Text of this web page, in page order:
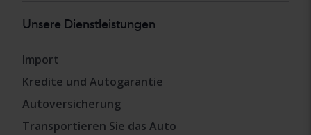
Unsere Dienstleistungen
Import
Kredite und Autogarantie
Autoversicherung
Transportieren Sie das Auto